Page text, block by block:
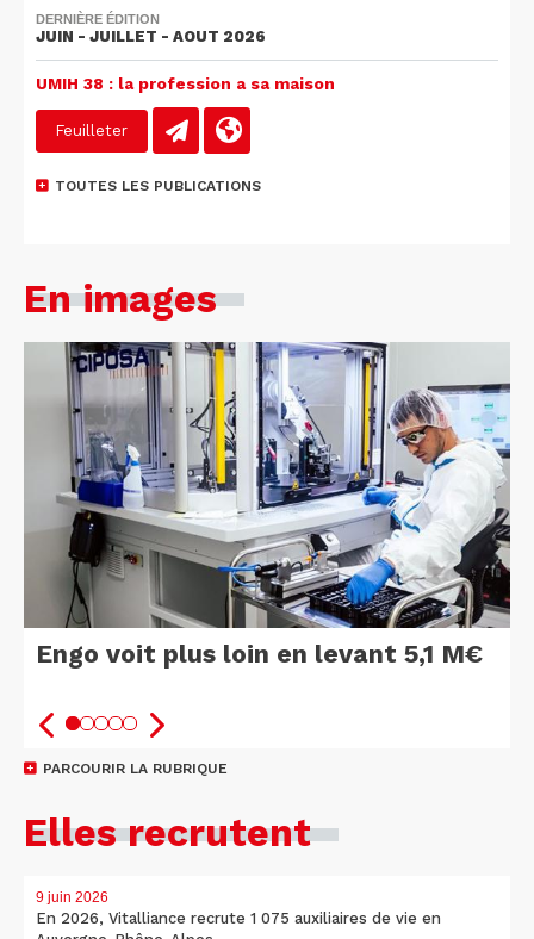
DERNIÈRE ÉDITION
JUIN - JUILLET - AOUT 2026
UMIH 38 : la profession a sa maison
Feuilleter
TOUTES LES PUBLICATIONS
En images
Engo voit plus loin en levant 5,1 M€
PARCOURIR LA RUBRIQUE
Elles recrutent
9 juin 2026
En 2026, Vitalliance recrute 1 075 auxiliaires de vie en